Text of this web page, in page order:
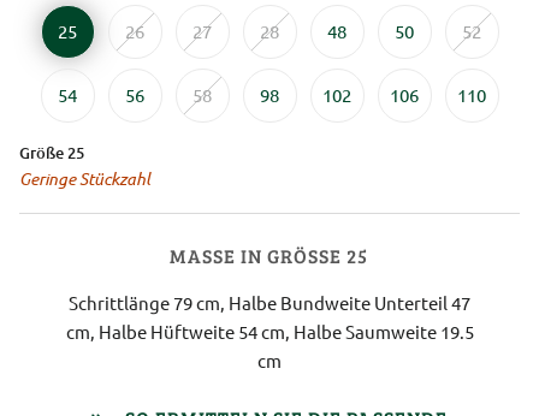
25 26 27 28 48 50 52
54 56 58 98 102 106 110
Größe 25
Geringe Stückzahl
MASSE IN GRÖSSE 25
Schrittlänge 79 cm, Halbe Bundweite Unterteil 47
cm, Halbe Hüftweite 54 cm, Halbe Saumweite 19.5
cm